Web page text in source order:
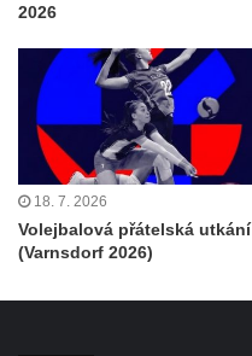
2026
18. 7. 2026
Volejbalová přátelská utkání
(Varnsdorf 2026)